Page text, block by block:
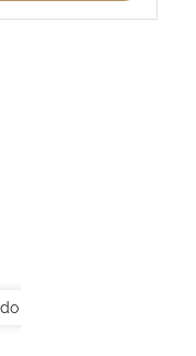
120x220cm)